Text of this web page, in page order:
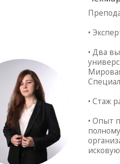
•
• Два
• Стаж
• Опыт